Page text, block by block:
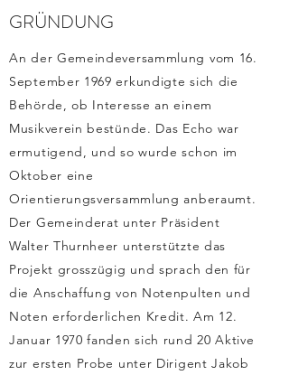
GRÜNDUNG
An der Gemeindeversammlung vom 16.
September 1969 erkundigte sich die
Behörde, ob Interesse an einem
Musikverein bestünde. Das Echo war
ermutigend, und so wurde schon im
Oktober eine
Orientierungsversammlung anberaumt.
Der Gemeinderat unter Präsident
Walter Thurnheer unterstützte das
Projekt grosszügig und sprach den für
die Anschaffung von Notenpulten und
Noten erforderlichen Kredit. Am 12.
Januar 1970 fanden sich rund 20 Aktive
zur ersten Probe unter Dirigent Jakob